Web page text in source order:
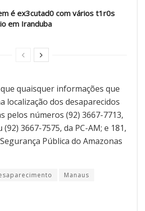
é ex3cutad0 com vários t1r0s
em Iranduba
quaisquer informações que
localização dos desaparecidos
pelos números (92) 3667-7713,
3667-7575, da PC-AM; e 181,
Pública do Amazonas
Manaus